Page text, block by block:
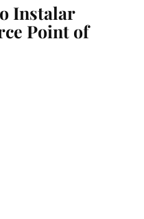
Instalar
Point of